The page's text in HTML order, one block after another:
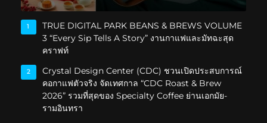
1
TRUE DIGITAL PARK BEANS & BREWS VOLUME
3 “Every Sip Tells A Story” งานกาแฟและมัทฉะสุด
คราฟท์
2
Crystal Design Center (CDC) ชวนเปิดประสบการณ์
คอกาแฟตัวจริง จัดเทศกาล “CDC Roast & Brew
2026” รวมที่สุดของ Specialty Coffee ย่านเอกมัย-
รามอินทรา